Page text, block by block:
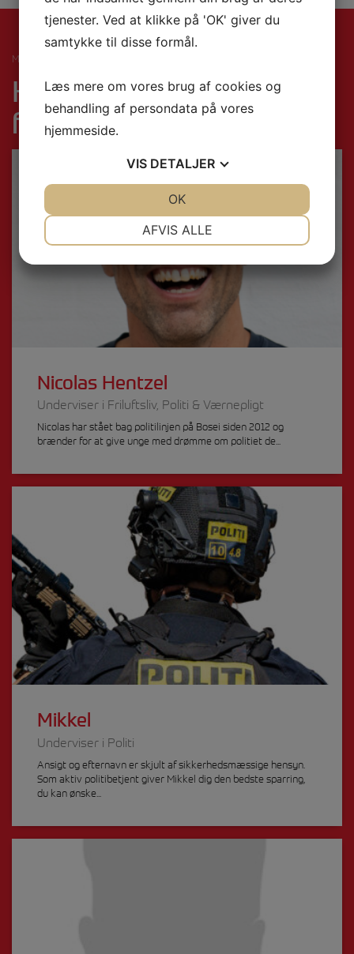
MØD DIN UNDERVISER
Hvem underviser i
fagtemaet: Politi
Nicolas Hentzel
Underviser i Friluftsliv, Politi & Værnepligt
Nicolas har stået bag politilinjen på Bosei siden 2012 og
brænder for at give unge med drømme om politiet de...
Mikkel
Underviser i Politi
Ansigt og efternavn er skjult af sikkerhedsmæssige hensyn.
Som aktiv politibetjent giver Mikkel dig den bedste sparring,
du kan ønske...
tjenester. Ved at klikke på 'OK' giver du
samtykke til disse formål.
Læs mere om vores brug af cookies og
behandling af persondata på vores
hjemmeside.
VIS DETALJER
MARKETING STATISTIK
AFVIS ALLE
OK